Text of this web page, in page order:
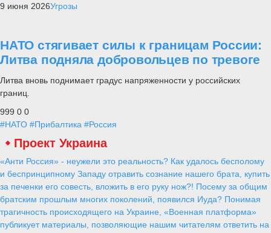
9 июня 2026Угрозы
НАТО стягивает силы к границам России:
Литва подняла добровольцев по тревоге
Литва вновь поднимает градус напряженности у российских
границ.
999 0 0
#НАТО #Прибалтика #Россия
Проект Украина
«Анти Россия» - неужели это реальность? Как удалось бесполому
и беспринципному Западу отравить сознание нашего брата, купить
за печенки его совесть, вложить в его руку нож?! Посему за общим
братским прошлым многих поколений, появился Иуда? Понимая
трагичность происходящего на Украине, «Военная платформа»
публикует материалы, позволяющие нашим читателям ответить на